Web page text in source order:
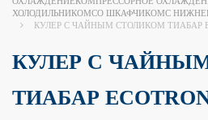
ХОЛОДИЛЬНИКОМСО ШКАФЧИКОМС
КУЛЕР С ЧАЙНЫМ СТОЛИКОМ ТИАБАР
КУЛЕР С
ТИАБАР